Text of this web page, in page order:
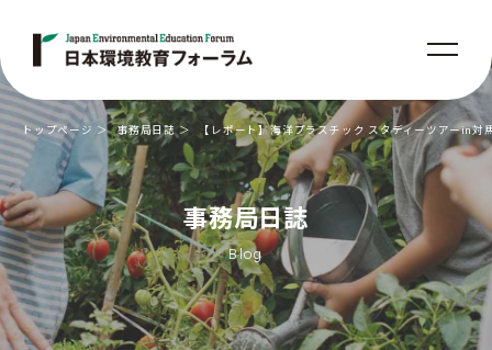
事務局日誌
Blog
トップページ 事務局日誌 【レポート】海洋プラスチック スタディーツアーin対